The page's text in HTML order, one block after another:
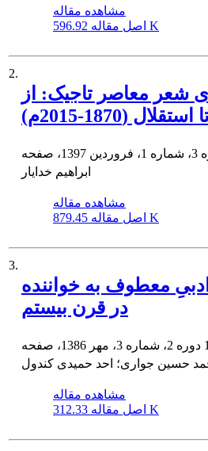
مشاهده مقاله
اصل مقاله 596.92 K
2.
شعر معاصر تاجیک: از
(1870-2015م)
ابراهیم خدایار
مشاهده مقاله
اصل مقاله 879.45 K
3.
معطوف به خواننده
در قرن بیستم
حسین جواری؛ احد حمیدی کندول
مشاهده مقاله
اصل مقاله 312.33 K